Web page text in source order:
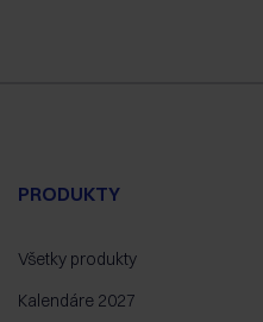
PRODUKTY
Všetky produkty
Kalendáre 2027